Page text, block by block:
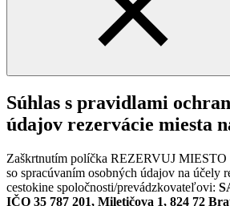
Súhlas s pravidlami
údajov rezervácie miesta
Zaškrtnutím políčka REZERVUJ MIESTO
so spracúvaním osobných údajov na účely
cestokine spoločnosti/prevádzkovateľovi:
IČO 35 787 201, Miletičova 1, 824 72